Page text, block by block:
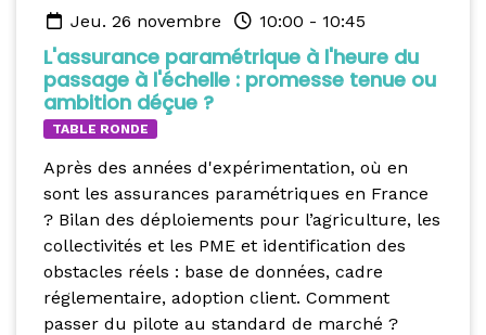
jeu. 26 novembre 10:00 - 10:45
L'assurance paramétrique à l'heure du
passage à l'échelle : promesse tenue ou
ambition déçue ?
TABLE RONDE
Après des années d'expérimentation, où en
sont les assurances paramétriques en France
? Bilan des déploiements pour l’agriculture, les
collectivités et les PME et identification des
obstacles réels : base de données, cadre
réglementaire, adoption client. Comment
passer du pilote au standard de marché ?